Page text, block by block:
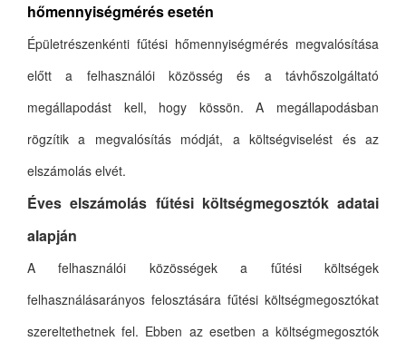
hőmennyiségmérés esetén
Épületrészenkénti fűtési hőmennyiségmérés megvalósítása
előtt a felhasználói közösség és a távhőszolgáltató
megállapodást kell, hogy kössön. A megállapodásban
rögzítik a megvalósítás módját, a költségviselést és az
elszámolás elvét.
Éves elszámolás fűtési költségmegosztók adatai
alapján
A felhasználói közösségek a fűtési költségek
felhasználásarányos felosztására fűtési költségmegosztókat
szereltethetnek fel. Ebben az esetben a költségmegosztók